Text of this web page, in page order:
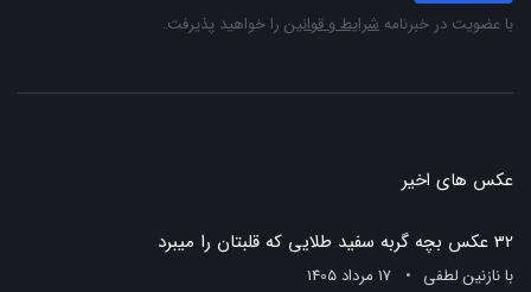
با عضویت در خبرنامه شرایط و قوانین را خواهید پذیرفت.
عکس های اخیر
32 عکس بچه گربه سفید طلایی که قلبتان را میبرد
بانازنین لطفی 17 مرداد 1405